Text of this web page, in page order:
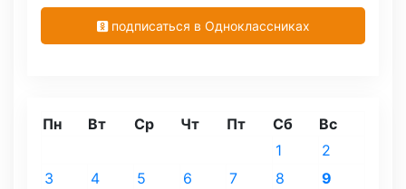
подписаться в Одноклассниках
Пн Вт Ср Чт Пт Сб Вс
1
2
3
4 5 6 7 8
9